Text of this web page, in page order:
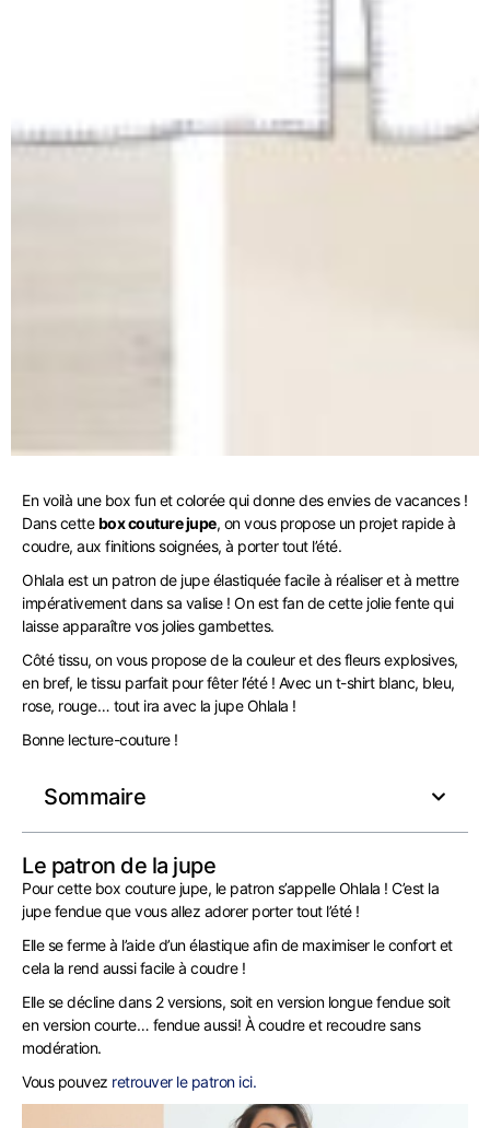
En voilà une box fun et colorée qui donne des envies de vacances !
Dans cettebox couture jupe, on vous propose un projet rapide à
coudre, aux finitions soignées, à porter tout l’été.
Ohlala est un patron de jupe élastiquée facile à réaliser et à mettre
impérativement dans sa valise ! On est fan de cette jolie fente qui
laisse apparaître vos jolies gambettes.
Côté tissu, on vous propose de la couleur et des fleurs explosives,
en bref, le tissu parfait pour fêter l’été ! Avec un t-shirt blanc, bleu,
rose, rouge… tout ira avec la jupe Ohlala !
Bonne lecture-couture !
Sommaire
Le patron de la jupe
Pour cette box couture jupe, le patron s’appelle Ohlala ! C’est la
jupe fendue que vous allez adorer porter tout l’été !
Elle se ferme à l’aide d’un élastique afin de maximiser le confort et
cela la rend aussi facile à coudre !
Elle se décline dans 2 versions, soit en version longue fendue soit
en version courte… fendue aussi! À coudre et recoudre sans
modération.
Vous pouvez retrouver le patron ici.